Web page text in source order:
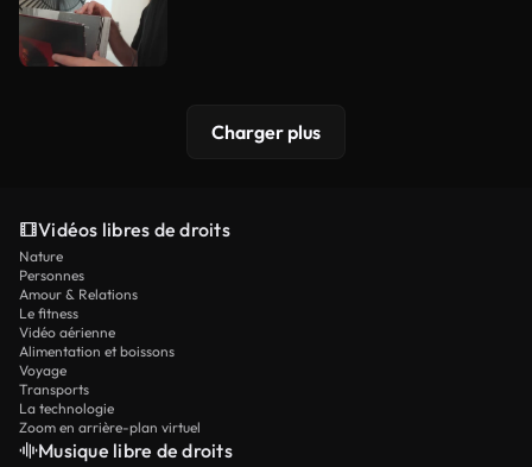
Charger plus
Vidéos libres de droits
Nature
Personnes
Amour & Relations
Le fitness
Vidéo aérienne
Alimentation et boissons
Voyage
Transports
La technologie
Zoom en arrière-plan virtuel
Musique libre de droits